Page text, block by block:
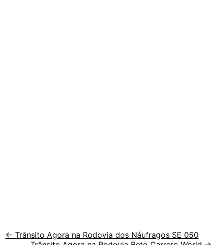
Veja
← Trânsito Agora na Rodovia dos Náufragos SE 050